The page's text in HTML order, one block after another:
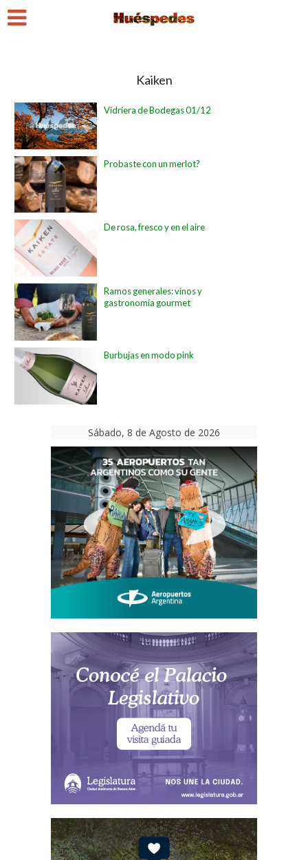
Kaiken
Vidriera de Bodegas 01/12
Probaste con un merlot?
De rosa, fresco y en el aire
Ramos generales: vinos y
gastronomía gourmet
Burbujas en modo pink
Sábado, 8 de Agosto de 2026